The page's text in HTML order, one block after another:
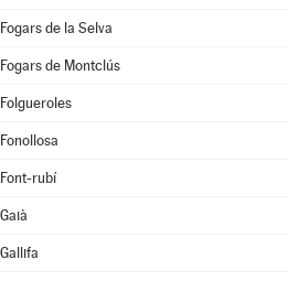
Fogars de la Selva
Fogars de Montclús
Folgueroles
Fonollosa
Font-rubí
Gaià
Gallifa